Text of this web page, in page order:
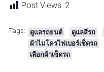
Post Views: 2
Tags: ดูแลรถยนต์ ดูแลสีรถ
ผ้าไมโครไฟเบอร์เช็ดรถ
เลือกผ้าเช็ดรถ